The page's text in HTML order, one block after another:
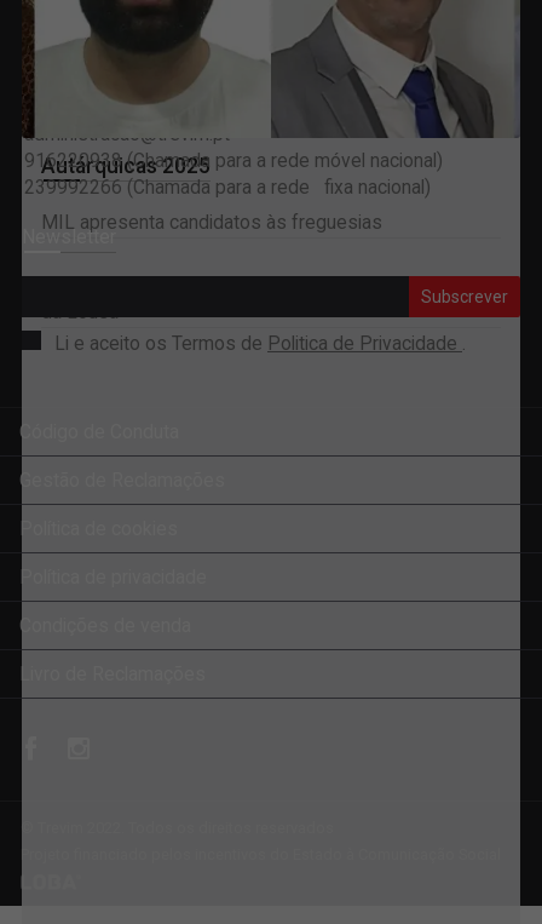
Autárquicas 2025
MIL apresenta candidatos às freguesias
Concelhia do PS escolhe António Marçal para a Câmara
da Lousã
924116145 (Chamada para a rede móvel nacional)
239992266 (Chamada para a rede fixa nacional)
Assinaturas
administracao@trevim.pt
916220938 (Chamada para a rede móvel nacional)
239992266 (Chamada para a rede fixa nacional)
Newsletter
Subscrever
Li e aceito os Termos de Politica de Privacidade .
Código de Conduta
Gestão de Reclamações
Condições de venda